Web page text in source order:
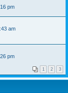
pm
am
pm
1 2 3